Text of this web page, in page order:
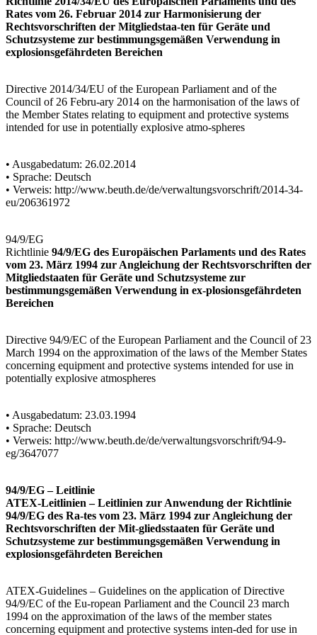
Rates vom 26. Februar 2014 zur Harmonisierung der
Rechtsvorschriften der Mitgliedstaa-ten für Geräte und
Schutzsysteme zur bestimmungsgemäßen Verwendung in
explosionsgefährdeten Bereichen
Directive 2014/34/EU of the European Parliament and of the
Council of 26 Febru-ary 2014 on the harmonisation of the laws of
the Member States relating to equipment and protective systems
intended for use in potentially explosive atmo-spheres
• Ausgabedatum: 26.02.2014
• Sprache: Deutsch
• Verweis: http://www.beuth.de/de/verwaltungsvorschrift/2014-34-
eu/206361972
94/9/EG
Richtlinie 94/9/EG des Europäischen Parlaments und des Rates
vom 23. März 1994 zur Angleichung der Rechtsvorschriften der
Mitgliedstaaten für Geräte und Schutzsysteme zur
bestimmungsgemäßen Verwendung in ex-plosionsgefährdeten
Bereichen
Directive 94/9/EC of the European Parliament and the Council of 23
March 1994 on the approximation of the laws of the Member States
concerning equipment and protective systems intended for use in
potentially explosive atmospheres
• Ausgabedatum: 23.03.1994
• Sprache: Deutsch
• Verweis: http://www.beuth.de/de/verwaltungsvorschrift/94-9-
eg/3647077
94/9/EG – Leitlinie
ATEX-Leitlinien – Leitlinien zur Anwendung der Richtlinie
94/9/EG des Ra-tes vom 23. März 1994 zur Angleichung der
Rechtsvorschriften der Mit-gliedsstaaten für Geräte und
Schutzsysteme zur bestimmungsgemäßen Verwendung in
explosionsgefährdeten Bereichen
ATEX-Guidelines – Guidelines on the application of Directive
94/9/EC of the Eu-ropean Parliament and the Council 23 march
1994 on the approximation of the laws of the member states
concerning equipment and protective systems inten-ded for use in